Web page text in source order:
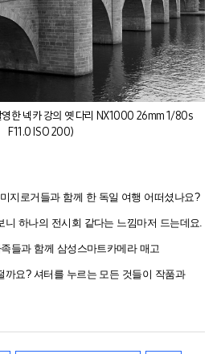
한 넥카 강의 옛 다리 NX1000 26mm 1/80s
F11.0 ISO 200)
지로거들과 함께 한 독일 여행 어떠셨나요?
니 하나의 전시회 같다는 느낌마저 드는데요.
들과 함께 삼성스마트카메라 매고
까요? 셔터를 누르는 모든 것들이 작품과